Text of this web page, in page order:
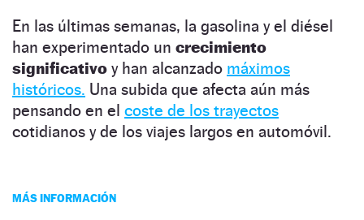
En las últimas semanas, la gasolina y el diésel
han experimentado un crecimiento
significativo y han alcanzado máximos
históricos. Una subida que afecta aún más
pensando en el coste de los trayectos
cotidianos y de los viajes largos en automóvil.
MÁS INFORMACIÓN